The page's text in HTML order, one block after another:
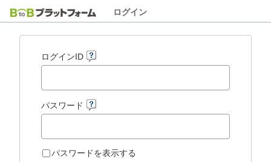
ログイン
ログインID
パスワード
パスワードを表示する